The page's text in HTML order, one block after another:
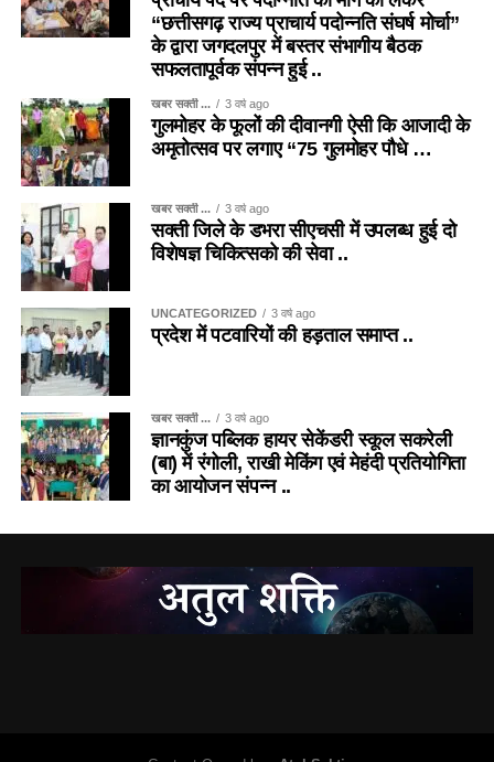
“छत्तीसगढ़ राज्य प्राचार्य पदोन्नति संघर्ष मोर्चा”
के द्वारा जगदलपुर में बस्तर संभागीय बैठक
सफलतापूर्वक संपन्न हुई ..
खबर सक्ती ... 3 वर्ष ago
गुलमोहर के फूलों की दीवानगी ऐसी कि आजादी के
अमृतोत्सव पर लगाए “75 गुलमोहर पौधे …
खबर सक्ती ... 3 वर्ष ago
सक्ती जिले के डभरा सीएचसी में उपलब्ध हुई दो
विशेषज्ञ चिकित्सको की सेवा ..
UNCATEGORIZED 3 वर्ष ago
प्रदेश में पटवारियों की हड़ताल समाप्त ..
खबर सक्ती ... 3 वर्ष ago
ज्ञानकुंज पब्लिक हायर सेकेंडरी स्कूल सकरेली
(बा) में रंगोली, राखी मेकिंग एवं मेहंदी प्रतियोगिता
का आयोजन संपन्न ..